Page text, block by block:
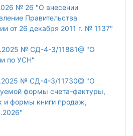
№ 26 "О внесении
Правительства
от 26 декабря 2011 г. № 1137"
№ СД-4-3/11881@ "О
по УСН"
№ СД-4-3/11730@ "О
формы счета-фактуры,
и формы книги продаж,